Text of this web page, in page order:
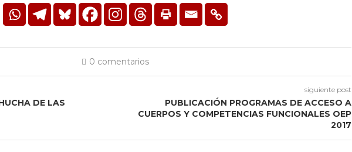
0 comentarios
DE LAS
siguiente post
PUBLICACIÓN PROGRAMAS DE ACCESO A
CUERPOS Y COMPETENCIAS FUNCIONALES OEP
2017